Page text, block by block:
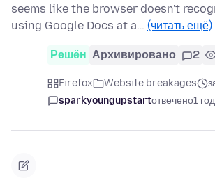
seems like the browser doesn't
using Google Docs at a… (читать ещё)
Решён Архивировано 2
Firefox Website breakages
sparkyoungupstartотвечено1